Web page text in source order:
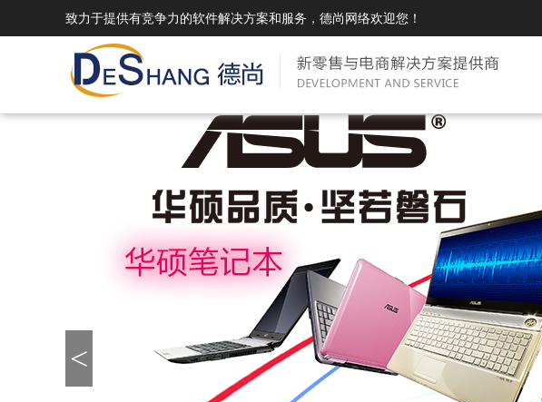
致力于提供有竞争力的软件解决方案和服务，德尚网络欢迎您！
DSMall Pro(多运营平台)
DSMall Pro功能列表
DSMall Pro支持商城购物，外卖，上门
DSMall Pro授权
获得唯一授权码,避免法律纠纷，永无后
DSMall多店铺商城系统
DSMall功能列表
系统支持平台自营、分销、拼团、限时
折扣、优惠套装、微信、小程序等
DSMall使用手册
DSMall授权
获得唯一授权码,避免法律纠纷，永无后
顾之忧
<